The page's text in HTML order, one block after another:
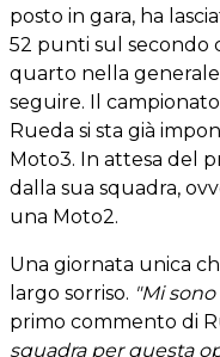
posto in gara, ha
52 punti sul secondo
quarto nella
seguire. Il
Rueda si sta già
Moto3. In attesa del
dalla sua squadra,
una Moto2.
Una giornata unica
largo sorriso. "Mi
primo commento di
squadra per questa